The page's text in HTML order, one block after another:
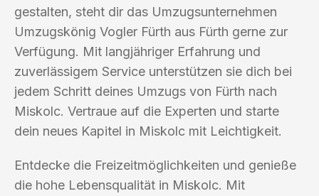
gestalten, steht dir das Umzugsunternehmen
Umzugskönig Vogler Fürth aus Fürth gerne zur
Verfügung. Mit langjähriger Erfahrung und
zuverlässigem Service unterstützen sie dich bei
jedem Schritt deines Umzugs von Fürth nach
Miskolc. Vertraue auf die Experten und starte
dein neues Kapitel in Miskolc mit Leichtigkeit.
Entdecke die Freizeitmöglichkeiten und genieße
die hohe Lebensqualität in Miskolc. Mit